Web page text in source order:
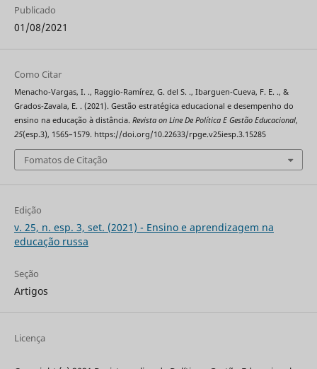
Publicado
01/08/2021
Como Citar
Menacho-Vargas, I. ., Raggio-Ramírez, G. del S. ., Ibarguen-Cueva, F. E. ., &
Grados-Zavala, E. . (2021). Gestão estratégica educacional e desempenho do
ensino na educação à distância. Revista on Line De Política E Gestão Educacional,
25(esp.3), 1565–1579. https://doi.org/10.22633/rpge.v25iesp.3.15285
Fomatos de Citação
Edição
v. 25, n. esp. 3, set. (2021) - Ensino e aprendizagem na
educação russa
Seção
Artigos
Licença